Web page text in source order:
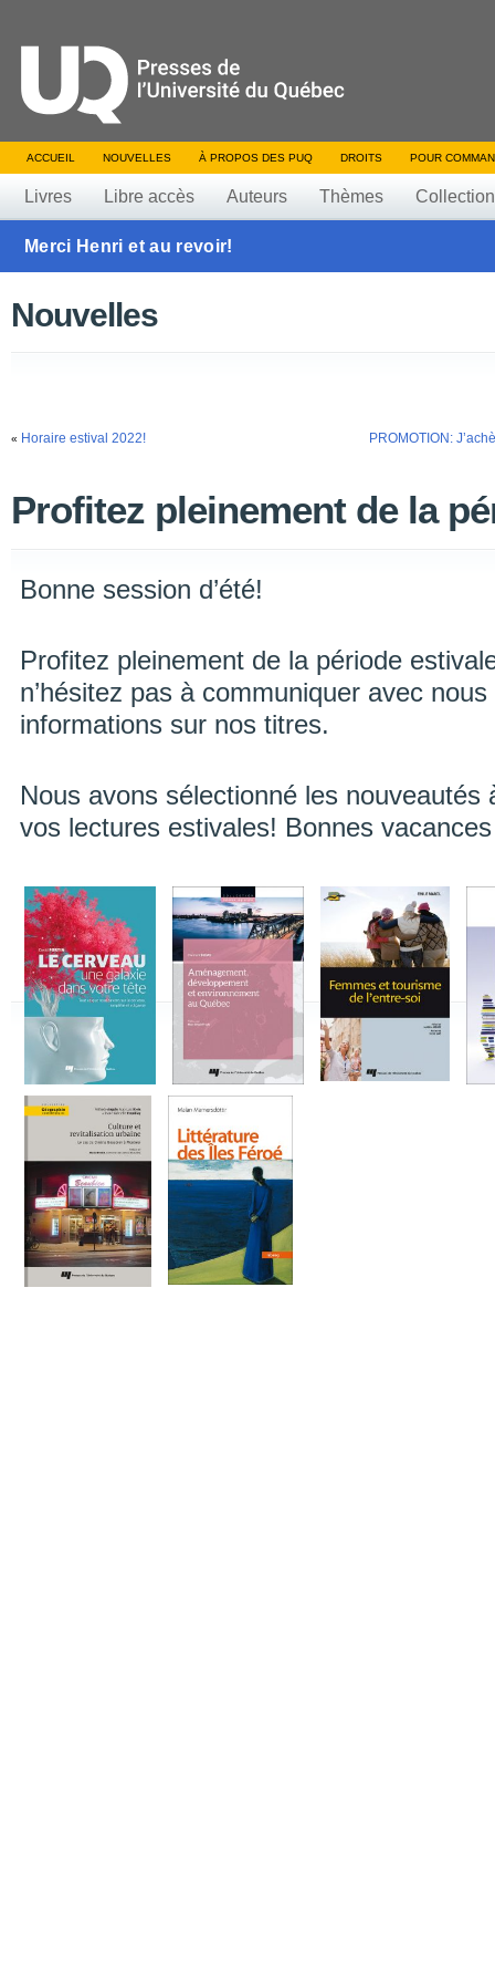
ACCUEIL NOUVELLES À PROPOS DES PUQ DROITS POUR
Livres Libre accès Auteurs Thèmes
Merci Henri et au revoir!
Nouvelles
« Horaire estival 2022! PROMOTION:
Profitez pleinement de la
Bonne session d’été!
Profitez pleinement de la période
n’hésitez pas à communiquer avec
informations sur nos titres.
Nous avons sélectionné les nouveautés
vos lectures estivales! Bonnes